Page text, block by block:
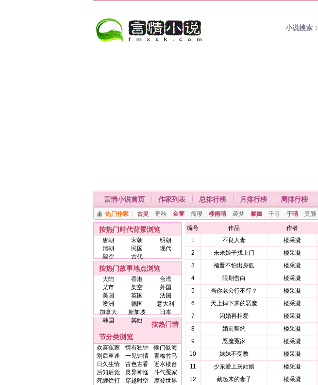
小说搜索：
言情小说首页 作家列表 总排行榜 月排行榜 周排行榜
热门作家 古灵 寄秋 金萱 简璎 楼雨晴 裘梦 黎孅 千寻 于晴 莫颜
按热门时代背景浏览
唐朝 宋朝
明朝
清朝
民国
现代
架空
古代
按热门故事地点浏览
大陆 香港
台湾
某市
架空
外国
美国
英国
法国
澳洲
德国
意大利
加拿大
新加坡
日本
韩国
其他
按热门情
节分类浏览
欢喜冤家 情有独钟
候门似海
别后重逢
一见钟情
青梅竹马
日久生情
古色古香
近水楼台
后知后觉
灵异神怪
斗气冤家
死缠烂打
穿越时空
摩登世界
编号 作品 作者
1
不良人妻 楼采凝
2
未来娘子找上门 楼采凝
3
福晋不怕出身低 楼采凝
4
限期告白 楼采凝
5
当你老公行不行？ 楼采凝
6
天上掉下来的恶魔 楼采凝
7
闪婚再相爱 楼采凝
8
婚前契约 楼采凝
9
恶魔冤家 楼采凝
10
妹妹不受教 楼采凝
11
少东爱上灰姑娘 楼采凝
12
藏起来的妻子 楼采凝